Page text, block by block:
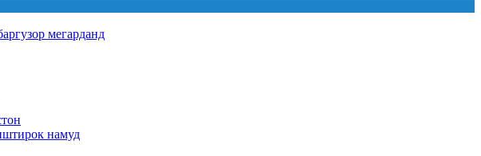
мегарданд
намуд